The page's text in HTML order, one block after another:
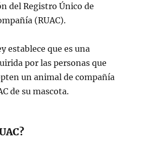
del Registro Único de
(RUAC).
establece que es una
por las personas que
un animal de compañía
de su mascota.